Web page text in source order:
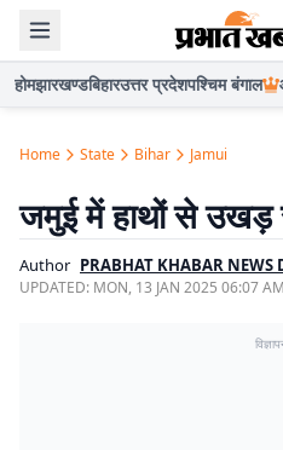
होमझारखण्डबिहारउत्तर प्रदेशपश्चिम बंगाल
Home State Bihar Jamui
जमुई में हाथों से उखड़
Author PRABHAT KHABAR NEWS
UPDATED: MON, 13 JAN 2025 06:07